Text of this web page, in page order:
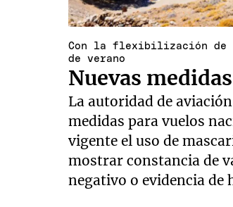
Con la flexibilización de
de verano
Nuevas
La autoridad de
medidas para vuelos
vigente el uso de
mostrar constancia de
negativo o evidencia de